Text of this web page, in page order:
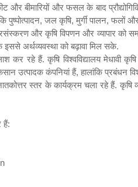
और बीमारियों और फसल के बाद
, जल कृषि,मुर्गी पालन,फलों
और कृषि विपणन और व्यापार को
अर्थव्यवस्था को बढ़ावा मिल सके.
कर रहे हैं. कृषि विश्वविद्यालय मेधावी
उत्पादक कंपनियां हैं, हालांकि प्रबंधन
स्तर के कार्यक्रम चला रहे हैं. कृषि
हैं: